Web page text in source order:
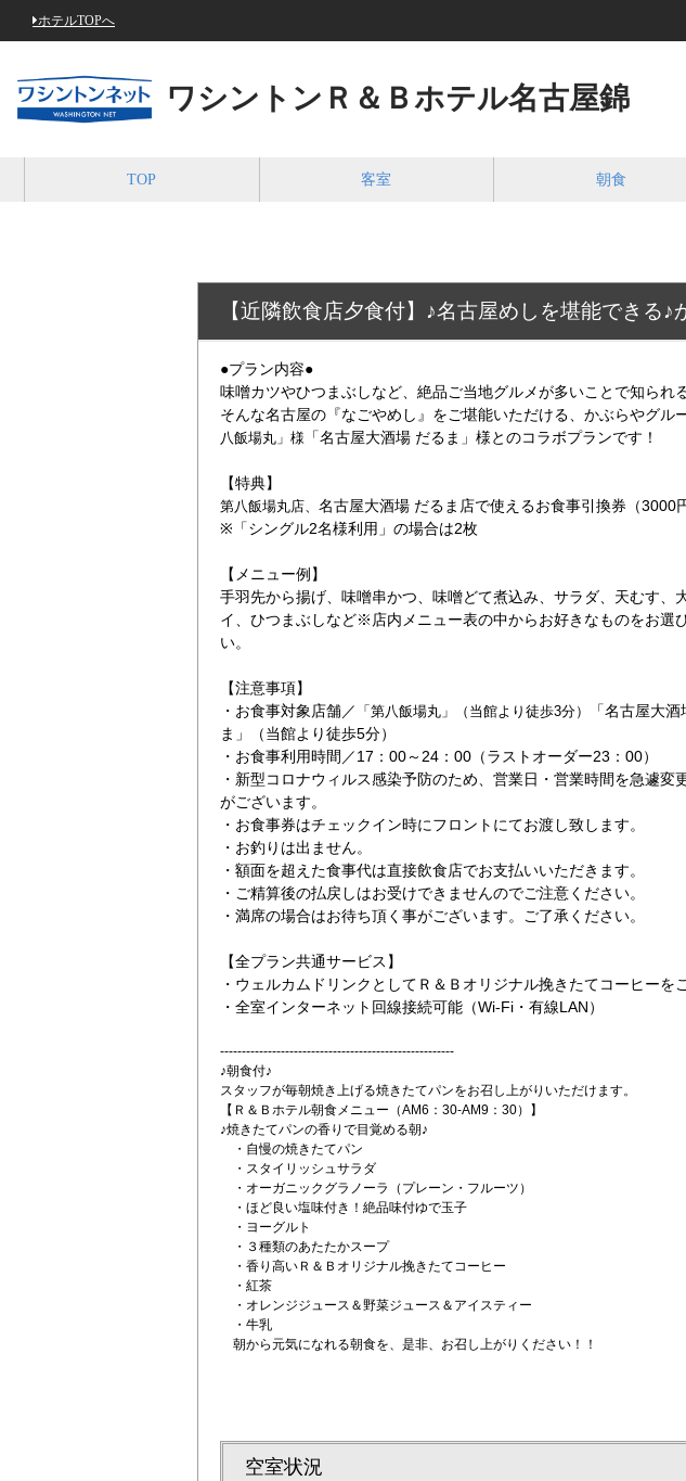
ホテルTOPへ
ワシントンＲ＆Ｂホテル名古屋錦
TOP 客室 朝食
【近隣飲食店夕食付】♪名古屋めしを堪能できる
●プラン内容●
味噌カツやひつまぶしなど、絶品ご当地グルメが多いことで知られ
そんな名古屋の『なごやめし』をご堪能いただける、かぶらやグル
八飯場丸」様 「名古屋大酒場 だるま」様とのコラボプランです！
【特典】
第八飯場丸店、 名古屋大酒場 だるま店で使えるお食事引換券（3000
※「シングル2名様利用」の場合は2枚
【メニュー例】
手羽先から揚げ、味噌串かつ、味噌どて煮込み、サラダ、天むす、
イ、ひつまぶしなど※店内メニュー表の中からお好きなものをお選
い。
【注意事項】
・お食事対象店舗／ 「第八飯場丸」（当館より徒歩3分）
「名古屋大
ま」（当館より徒歩5分）
・お食事利用時間／17：00～24：00（ラストオーダー23：00）
・新型コロナウィルス感染予防のため、営業日・営業時間を急遽変
がございます。
・お食事券はチェックイン時にフロントにてお渡し致します。
・お釣りは出ません。
・額面を超えた食事代は直接飲食店でお支払いいただきます。
・ご精算後の払戻しはお受けできませんのでご注意ください。
・満席の場合はお待ち頂く事がございます。ご了承ください。
【全プラン共通サービス】
・ウェルカムドリンクとしてＲ＆Ｂオリジナル挽きたてコーヒーを
・全室インターネット回線接続可能（Wi-Fi・有線LAN）
------------------------------------------------------
♪朝食付♪
スタッフが毎朝焼き上げる焼きたてパンをお召し上がりいただけます。
【Ｒ＆Ｂホテル朝食メニュー（AM6：30-AM9：30）】
♪焼きたてパンの香りで目覚める朝♪
・自慢の焼きたてパン
・スタイリッシュサラダ
・オーガニックグラノーラ（プレーン・フルーツ）
・ほど良い塩味付き！絶品味付ゆで玉子
・ヨーグルト
・３種類のあたたかスープ
・香り高いＲ＆Ｂオリジナル挽きたてコーヒー
・紅茶
・オレンジジュース＆野菜ジュース＆アイスティー
・牛乳
朝から元気になれる朝食を、是非、お召し上がりください！！
空室状況